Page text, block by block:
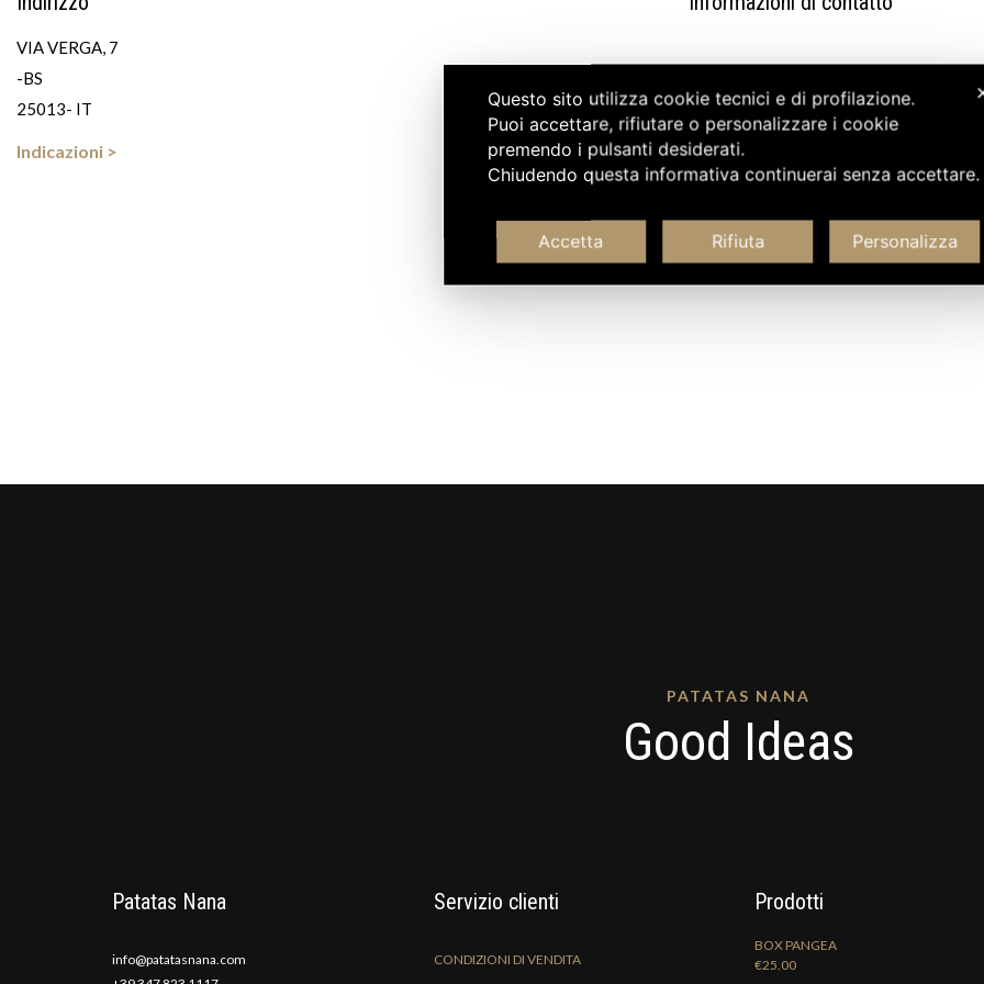
VIA VERGA, 7
-BS
25013- IT
Indicazioni >
Questo sito utilizza cookie tecnici e di profilazione.
Puoi accettare, rifiutare o personalizzare i cookie
premendo i pulsanti desiderati.
Chiudendo questa informativa continuerai senza
Accetta Rifiuta Personalizza
PATATAS NANA
Good Ideas
Patatas Nana
info@patatasnana.com
Servizio clienti
CONDIZIONI DI VENDITA
Prodotti
BOX PANGEA
€25.00